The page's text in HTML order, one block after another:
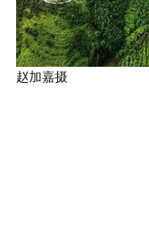
赵加嘉摄